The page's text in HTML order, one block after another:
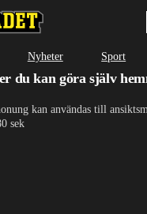
Nyheter Sport
du kan göra själv
kan användas till
sek